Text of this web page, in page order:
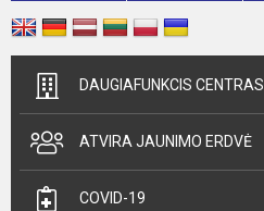
DAUGIAFUNKCIS CENTRAS
ATVIRA JAUNIMO ERDVĖ
COVID-19